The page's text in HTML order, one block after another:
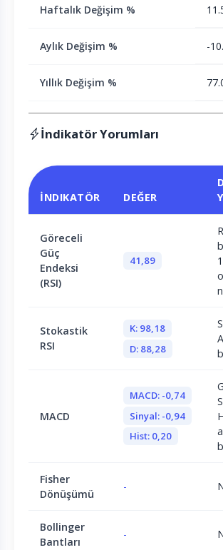
Haftalık Değişim %
Aylık Değişim % -
Yıllık Değişim %
İndikatör Yorumları
İNDIKATÖR DEĞER
Göreceli
Güç
Endeksi
(RSI)
41,89
Stokastik
RSI
K: 98,18
D: 88,28
MACD
MACD: -0,74
Sinyal: -0,94
Hist: 0,20
Fisher
Dönüşümü
-
Bollinger
Bantları
-